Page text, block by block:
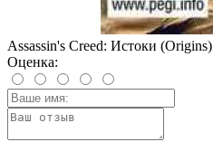
Assassin's Creed: Истоки (Origins)
Оценка: